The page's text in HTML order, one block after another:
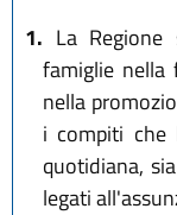
1. La
famiglie nella
nella
i compiti che
quotidiana,
legati